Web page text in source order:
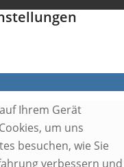
Ihrem Gerät
um uns
besuchen, wie Sie
verbessern und